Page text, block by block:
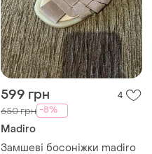
599 грн 4
650 грн -8%
Madiro
Замшеві босоніжки madiro